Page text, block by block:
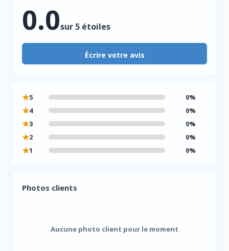
0.0sur 5 étoiles
Écrire votre avis
★5 0%
★4 0%
★3 0%
★2 0%
★1 0%
Photos clients
Aucune photo client pour le moment